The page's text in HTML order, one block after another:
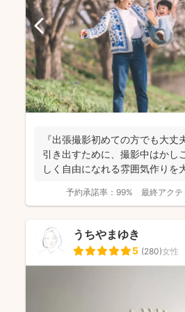
『出張撮影初めての方でも大丈
引き出すために、撮影中はかし
しく自由になれる雰囲気作りを
予約承諾率： 99% 最終アクテ
うちやまゆき
5 (280)女性